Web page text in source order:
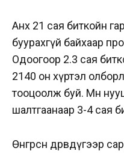
Анх 21 сая биткойн
буурахгүй байхаар
Одоогоор 2.3 сая
2140 он хүртэл
тооцоолж буй. Мөн
шалтгаанаар 3-4 сая
Өнгөрсөн дөрөвдүгээр